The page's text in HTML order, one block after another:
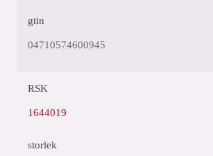
gtin
04710574600945
RSK
1644019
storlek